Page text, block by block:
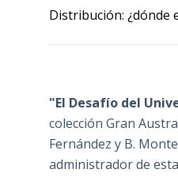
Distribución: ¿dónde
"El Desafío del
colección Gran
Fernández y B.
administrador de